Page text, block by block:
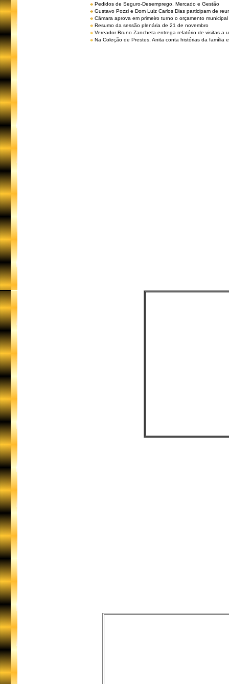
Pedidos de Seguro-Desemprego, Mercado e Gestão
Gustavo Pozzi e Dom Luiz Carlos Dias participam de
Câmara aprova em primeiro turno o orçamento
Resumo da sessão plenária de 21 de novembro
Vereador Bruno Zancheta entrega relatório de visitas a
Na Coleção de Prestes, Anita conta histórias da família